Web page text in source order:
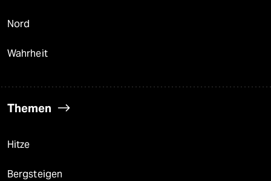
Nord
Wahrheit
Themen
Hitze
Bergsteigen